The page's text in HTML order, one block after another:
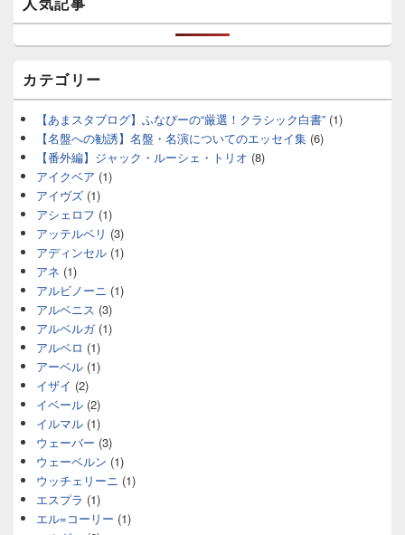
カテゴリー
【あまスタブログ】ふなぴーの“厳選！クラシック白書” (1)
【名盤への勧誘】名盤・名演についてのエッセイ集 (6)
【番外編】ジャック・ルーシェ・トリオ (8)
アイクベア (1)
アイヴズ (1)
アシェロフ (1)
アッテルベリ (3)
アディンセル (1)
アネ (1)
アルビノーニ (1)
アルベニス (3)
アルベルガ(1)
アルベロ (1)
アーベル (1)
イザイ (2)
イベール (2)
イルマル (1)
ウェーバー (3)
ウェーベルン (1)
ウッチェリーニ (1)
エスプラ (1)
エル=コーリー (1)